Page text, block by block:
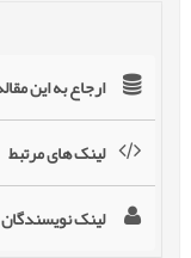
ارجاع به این مقاله
لینک های مرتبط
لینک نویسندگان